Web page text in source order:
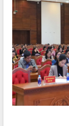
QUY HOẠCH - KẾ HOẠCH